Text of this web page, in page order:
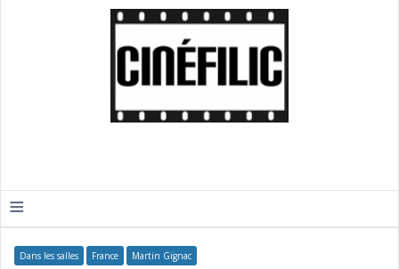
≡
Dans les salles France Martin Gignac